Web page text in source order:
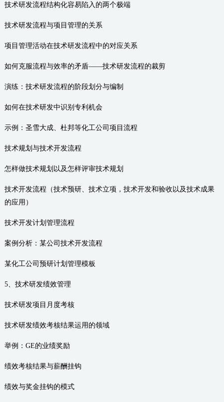
技术研发流程结构化容易陷入的两个极端
技术研发流程与项目管理的关系
项目管理活动在技术研发流程中的对应关系
如何克服流程与效率的矛盾——技术研发流程的裁剪
演练：技术研发流程的阶段划分与编制
如何在技术研发中识别专利机会
示例：圣雪大成、杜邦等化工公司项目流程
技术规划与技术开发流程
怎样做技术规划以及怎样评审技术规划
技术开发流程（技术预研、技术立项，技术开发和验收以及技术成果
的应用）
技术开发计划管理流程
案例分析：某公司技术开发流程
某化工公司预研计划管理模板
5、技术研发绩效管理
技术研发项目月度考核
技术研发绩效考核结果运用的领域
举例：GE的业绩奖励
绩效考核结果与薪酬挂钩
绩效与奖金挂钩的模式